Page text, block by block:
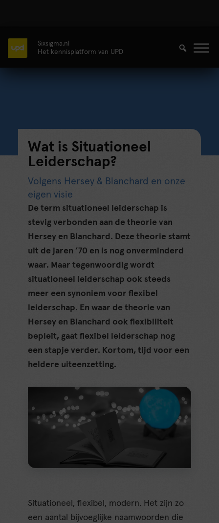
Sixsigma.nl
Het kennisplatform van UPD
Wat is Situationeel
Leiderschap?
Volgens Hersey & Blanchard en onze
eigen visie
De term situationeel leiderschap is
stevig verbonden aan de theorie van
Hersey en Blanchard. Deze theorie stamt
uit de jaren ’70 en is nog onverminderd
waar. Maar tegenwoordig wordt
situationeel leiderschap ook steeds
meer een synoniem voor flexibel
leiderschap. En waar de theorie van
Hersey en Blanchard ook flexibiliteit
bepleit, gaat flexibel leiderschap nog
een stapje verder. Kortom, tijd voor een
heldere uiteenzetting.
Situationeel, flexibel, modern. Het zijn zo
een aantal bijvoeglijke naamwoorden die